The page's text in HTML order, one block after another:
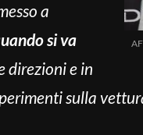
a
si va
direzioni e in
sulla